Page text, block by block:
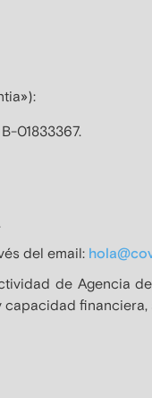
01833367.
del email:
de Agencia
financiera,